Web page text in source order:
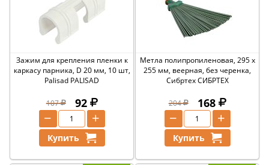
Зажим для крепления пленки к
каркасу парника, D 20 мм, 10 шт,
Palisad PALISAD
107 92
+
−
Купить
Метла полипропиленовая, 295 х
255 мм, веерная, без черенка,
Сибртех СИБРТЕХ
204 168
+
−
Купить